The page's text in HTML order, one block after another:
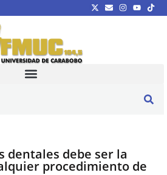
dentales debe ser la
procedimiento de